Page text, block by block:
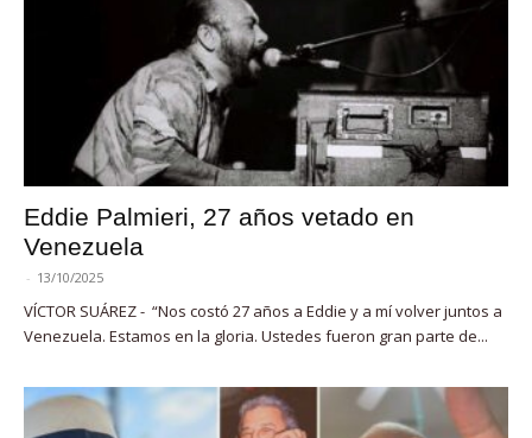
Eddie Palmieri, 27 años vetado en
Venezuela
- 13/10/2025
VÍCTOR SUÁREZ - “Nos costó 27 años a Eddie y a mí volver juntos a
Venezuela. Estamos en la gloria. Ustedes fueron gran parte de...